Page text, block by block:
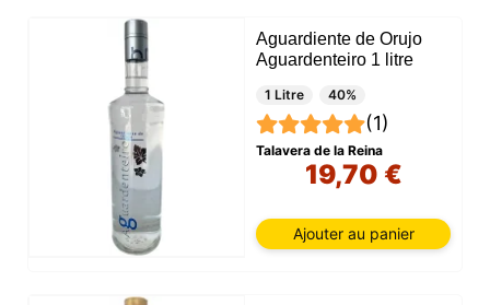
Aguardiente de Orujo
Aguardenteiro 1 litre
1 Litre 40%
(1)
Talavera de la Reina
19,70 €
Ajouter au panier